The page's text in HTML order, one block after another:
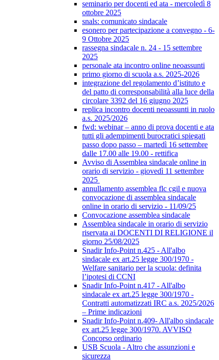
seminario per docenti ed ata - mercoledì 8
ottobre 2025
snals: comunicato sindacale
esonero per partecipazione a convegno - 6-
9 Ottobre 2025
rassegna sindacale n. 24 - 15 settembre
2025
personale ata incontro online neoassunti
primo giorno di scuola a.s. 2025-2026
integrazione del regolamento d’istituto e
del patto di corresponsabilità alla luce della
circolare 3392 del 16 giugno 2025
replica incontro docenti neoassunti in ruolo
a.s. 2025/2026
fwd: webinar – anno di prova docenti e ata
tutti gli adempimenti burocratici spiegati
passo dopo passo – martedì 16 settembre
dalle 17.00 alle 19.00 - rettifica
Avviso di Assemblea sindacale online in
orario di servizio - giovedì 11 settembre
2025
annullamento assemblea flc cgil e nuova
convocazione di assemblea sindacale
online in orario di servizio - 11/09/25
Convocazione assemblea sindacale
Assemblea sindacale in orario di servizio
riservata ai DOCENTI DI RELIGIONE il
giorno 25/08/2025
Snadir Info-Point n.425 - All'albo
sindacale ex art.25 legge 300/1970 -
Welfare sanitario per la scuola: definita
l’ipotesi di CCNI
Snadir Info-Point n.417 - All'albo
sindacale ex art.25 legge 300/1970 -
Contratti automatizzati IRC a.s. 2025/2026
– Prime indicazioni
Snadir Info-Point n.409- All'albo sindacale
ex art.25 legge 300/1970. AVVISO
Concorso ordinario
USB Scuola - Altro che assunzioni e
sicurezza